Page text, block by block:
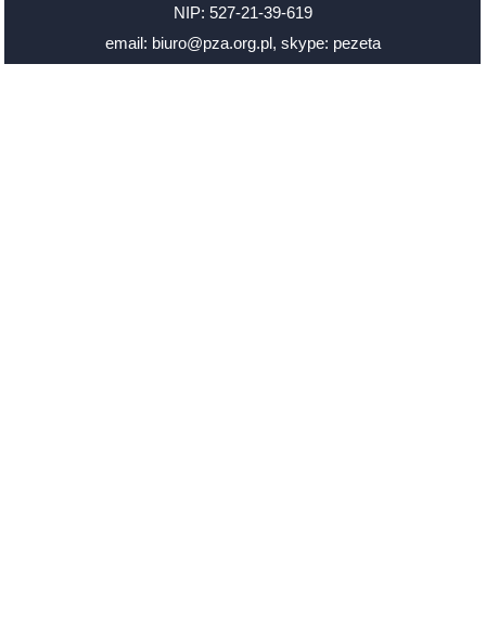
NIP: 527-21-39-619
email: biuro@pza.org.pl, skype: pezeta